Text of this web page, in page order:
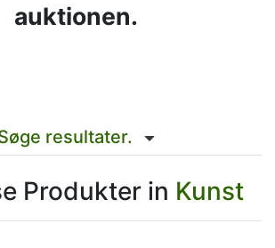
auktionen.
resultater.
Produkter in Kunst